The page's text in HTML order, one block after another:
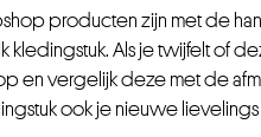
producten zijn met de
kledingstuk. Als je twijfelt of
en vergelijk deze met de
ook je nieuwe lievelings